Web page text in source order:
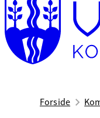
Forside